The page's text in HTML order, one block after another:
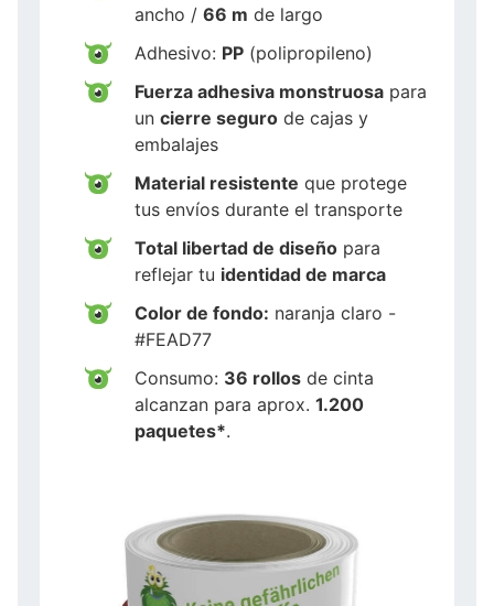
ancho / 66 m de largo
Adhesivo: PP (polipropileno)
Fuerza adhesiva monstruosa para
un cierre seguro de cajas y
embalajes
Material resistente que protege
tus envíos durante el transporte
Total libertad de diseño para
reflejar tu identidad de marca
Color de fondo: naranja claro -
#FEAD77
Consumo: 36 rollos de cinta
alcanzan para aprox. 1.200
paquetes*.